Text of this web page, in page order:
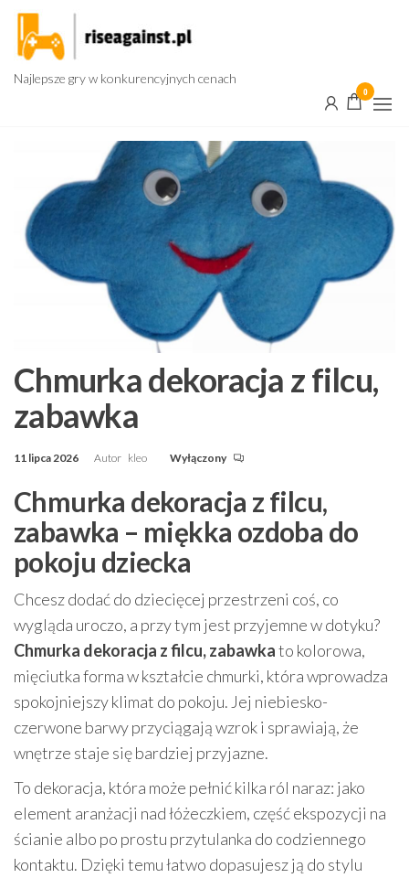
Przejdź
treści
Najlepsze gry w konkurencyjnych cenach
0
Chmurka dekoracja z filcu,
zabawka
11 lipca 2026 Autor kleo Wyłączony
Chmurka dekoracja z filcu,
zabawka – miękka ozdoba do
pokoju dziecka
Chcesz dodać do dziecięcej przestrzeni coś, co
wygląda uroczo, a przy tym jest przyjemne w dotyku?
Chmurka dekoracja z filcu, zabawkato kolorowa,
mięciutka forma w kształcie chmurki, która wprowadza
spokojniejszy klimat do pokoju. Jej niebiesko-
czerwone barwy przyciągają wzrok i sprawiają, że
wnętrze staje się bardziej przyjazne.
To dekoracja, która może pełnić kilka ról naraz: jako
element aranżacji nad łóżeczkiem, część ekspozycji na
ścianie albo po prostu przytulanka do codziennego
kontaktu. Dzięki temu łatwo dopasujesz ją do stylu